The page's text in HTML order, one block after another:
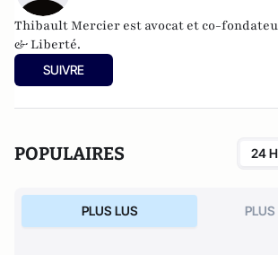
Thibault Mercier est avocat et co-
& Liberté.
SUIVRE
POPULAIRES 24
PLUS LUS PLUS